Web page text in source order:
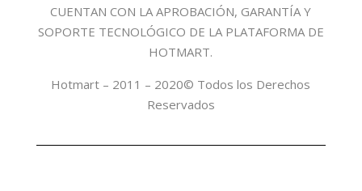
CUENTAN CON LA APROBACIÓN, GARANTÍA Y
SOPORTE TECNOLÓGICO DE LA PLATAFORMA DE
HOTMART.
Hotmart – 2011 – 2020© Todos los Derechos
Reservados